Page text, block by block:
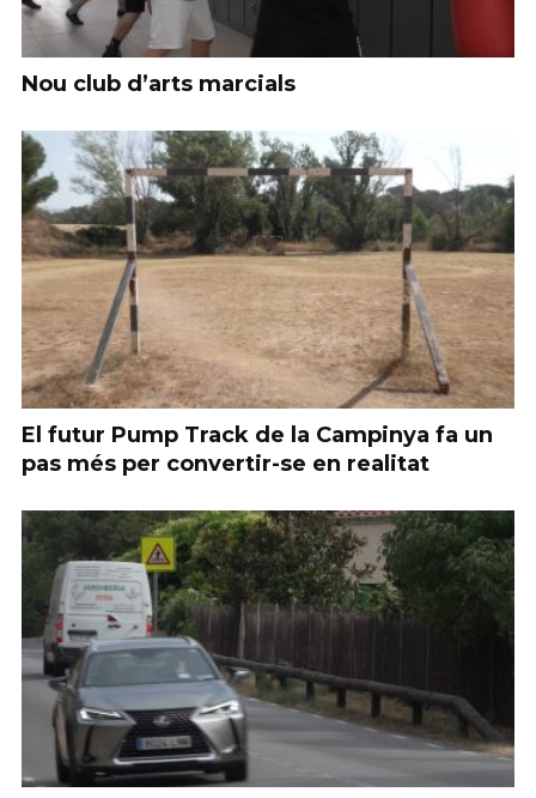
Nou club d’arts marcials
El futur Pump Track de la Campinya fa un
pas més per convertir-se en realitat